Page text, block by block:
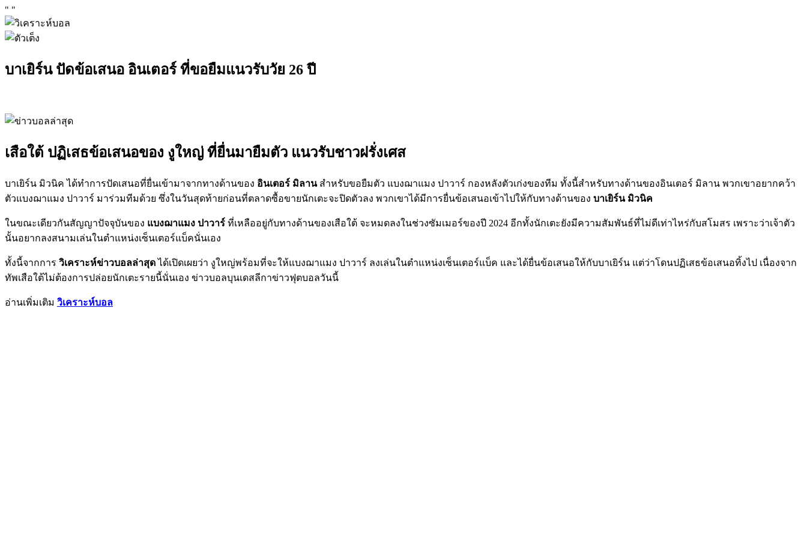
" "
บาเยิร์น ปัดข้อเสนอ อินเตอร์ ที่ขอยืมแนวรับวัย 26 ปี
เสือใต้ ปฏิเสธข้อเสนอของ งูใหญ่ ที่ยื่นมายืมตัว แนวรับชาวฝรั่งเศส
บาเยิร์น มิวนิค ได้ทำการปัดเสนอที่ยื่นเข้ามาจากทางด้านของ อินเตอร์ มิลานสำหรับขอยืมตัว แบงฌาแมง ปาวาร์ กองหลังตัวเก่งของทีม ทั้งนี้สำหรับทางด้านของอินเตอร์ มิลาน พวกเขาอยากคว้า
ตัวแบงฌาแมง ปาวาร์ มาร่วมทีมด้วย ซึ่งในวันสุดท้ายก่อนที่ตลาดซื้อขายนักเตะจะปิดตัวลง พวกเขาได้มีการยื่นข้อเสนอเข้าไปให้กับทางด้านของ บาเยิร์น มิวนิค
ในขณะเดียวกันสัญญาปัจจุบันของ แบงฌาแมง ปาวาร์ ที่เหลืออยู่กับทางด้านของเสือใต้ จะหมดลงในช่วงซัมเมอร์ของปี 2024 อีกทั้งนักเตะยังมีความสัมพันธ์ที่ไม่ดีเท่าไหร่กับสโมสร เพราะว่าเจ้าตัว
นั้นอยากลงสนามเล่นในตำแหน่งเซ็นเตอร์แบ็คนั่นเอง
ทั้งนี้จากการ วิเคราะห์ข่าวบอลล่าสุดได้เปิดเผยว่า งูใหญ่พร้อมที่จะให้แบงฌาแมง ปาวาร์ ลงเล่นในตำแหน่งเซ็นเตอร์แบ็ค และได้ยื่นข้อเสนอให้กับบาเยิร์น แต่ว่าโดนปฏิเสธข้อเสนอทิ้งไป เนื่องจาก
ทัพเสือใต้ไม่ต้องการปล่อยนักเตะรายนี้นั่นเอง ข่าวบอลบุนเดสลีกาข่าวฟุตบอลวันนี้
อ่านเพิ่มเติม วิเคราะห์บอล